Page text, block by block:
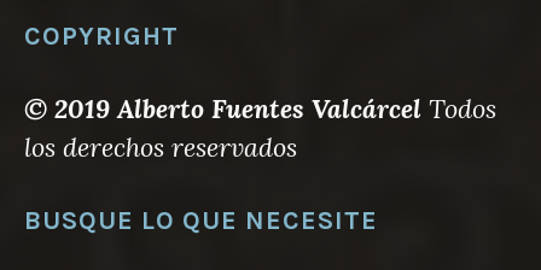
COPYRIGHT
© 2019 Alberto Fuentes Valcárcel Todos
los derechos reservados
BUSQUE LO QUE NECESITE